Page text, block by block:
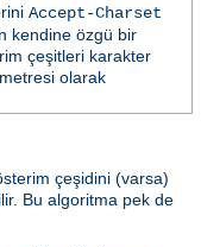
Accept-Charset
kendine özgü bir
çeşitleri karakter
olarak
çeşidini (varsa)
Bu algoritma pek de